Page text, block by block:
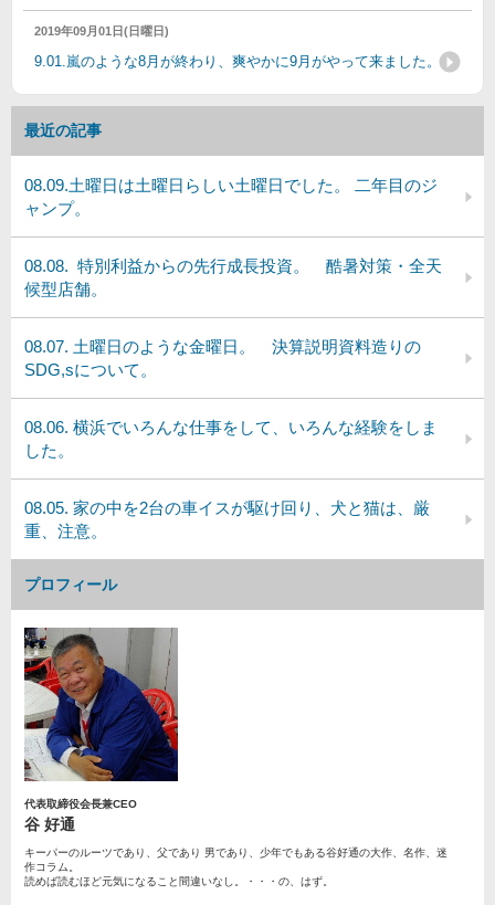
2019年09月01日(日曜日)
9.01.嵐のような8月が終わり、爽やかに9月がやって来ました。
最近の記事
08.09.土曜日は土曜日らしい土曜日でした。 二年目のジ
ャンプ。
08.08. 特別利益からの先行成長投資。 酷暑対策・全天
候型店舗。
08.07. 土曜日のような金曜日。 決算説明資料造りの
SDG,sについて。
08.06. 横浜でいろんな仕事をして、いろんな経験をしま
した。
08.05. 家の中を2台の車イスが駆け回り、犬と猫は、厳
重、注意。
プロフィール
代表取締役会長兼CEO
谷 好通
キーパーのルーツであり、父であり 男であり、少年でもある谷好通の大作、名作、迷
作コラム。
読めば読むほど元気になること間違いなし。・・・の、はず。